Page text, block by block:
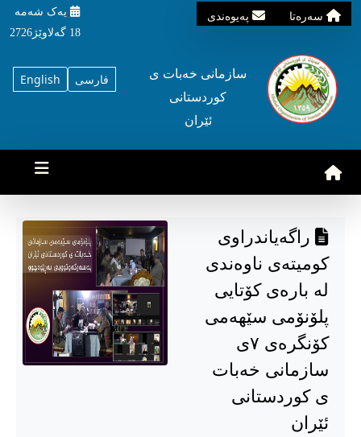
سه‌ره‌تا په‌یوه‌ندی
یه‌ک شه‌مه‌
18 گه‌لاوێژ2726
English فارسی
سازمانی خه‌بات ی
کوردستانی
ئێران
راگەیاندراوی
كومیتەی ناوەندی
لە بارەی کۆتایی
پلۆنۆمی سێهه‌می
کۆنگره‌ی ٧ی
سازمانی خه‌بات
ی کوردستانی
ئێران